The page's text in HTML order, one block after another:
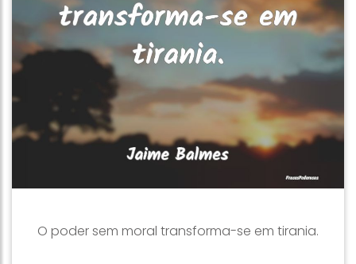
O poder sem moral transforma-se em tirania.